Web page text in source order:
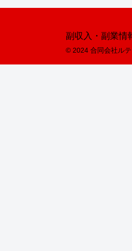
副収入・副業情
© 2024 合同会社ルテ